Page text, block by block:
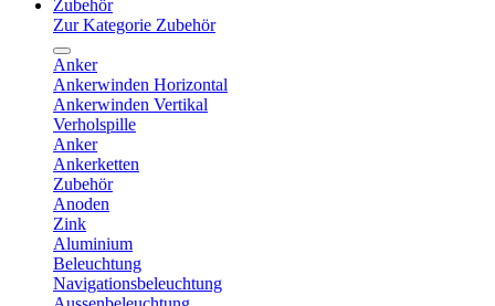
Zubehör
Zur Kategorie Zubehör
Anker
Ankerwinden Horizontal
Ankerwinden Vertikal
Verholspille
Anker
Ankerketten
Zubehör
Anoden
Zink
Aluminium
Beleuchtung
Navigationsbeleuchtung